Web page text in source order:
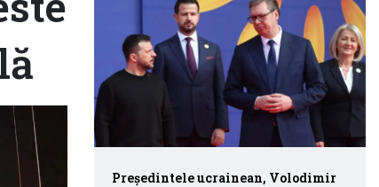
Președintele ucrainean, Volodimir